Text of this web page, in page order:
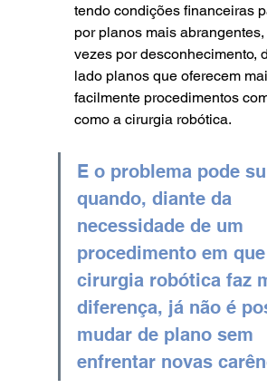
tendo condições financeiras
por planos mais
vezes por desconhecimento,
lado planos que oferecem
facilmente procedimentos
como a cirurgia robótica.
E o problema pode
quando, diante da
necessidade de um
procedimento em
cirurgia robótica faz
diferença, já não é
mudar de plano sem
enfrentar novas